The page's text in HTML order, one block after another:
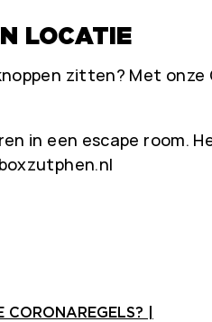
LOCATIE
zitten? Met
in een escape
|